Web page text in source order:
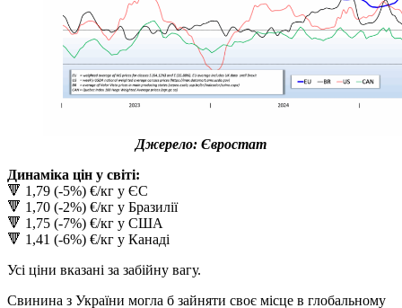
Джерело: Євростат
Динаміка цін у світі:
🔻 1,79 (-5%) €/кг у ЄС
🔻 1,70 (-2%) €/кг у Бразилії
🔻 1,75 (-7%) €/кг у США
🔻 1,41 (-6%) €/кг у Канаді
Усі ціни вказані за забійну вагу.
Свинина з України могла б зайняти своє місце в глобальному